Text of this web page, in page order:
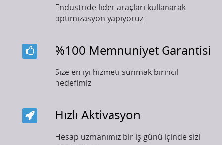
Endüstride lider araçları kullanarak
optimizasyon yapıyoruz
%100 Memnuniyet Garantisi
Size en iyi hizmeti sunmak birincil
hedefimiz
Hızlı Aktivasyon
Hesap uzmanımız bir iş günü içinde sizi